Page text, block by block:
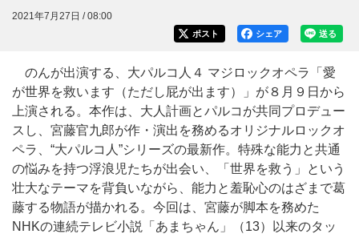
2021年7月27日 / 08:00
送る
シェア
ポスト
のんが出演する、大パルコ人４ マジロックオペラ「愛
が世界を救います（ただし屁が出ます）」が８月９日から
上演される。本作は、大人計画とパルコが共同プロデュー
スし、宮藤官九郎が作・演出を務めるオリジナルロックオ
ペラ、“大パルコ人”シリーズの最新作。特殊な能力と共通
の悩みを持つ浮浪児たちが出会い、「世界を救う」という
壮大なテーマを背負いながら、能力と羞恥心のはざまで葛
藤する物語が描かれる。今回は、宮藤が脚本を務めた
NHKの連続テレビ小説「あまちゃん」（13）以来のタッ